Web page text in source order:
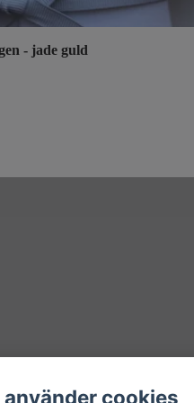
- jade guld
använder cookies